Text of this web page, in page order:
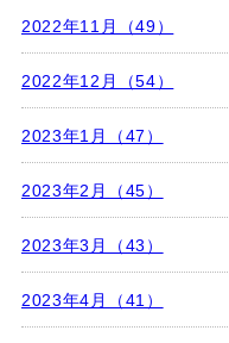
2022年11月（49）
2022年12月（54）
2023年1月（47）
2023年2月（45）
2023年3月（43）
2023年4月（41）